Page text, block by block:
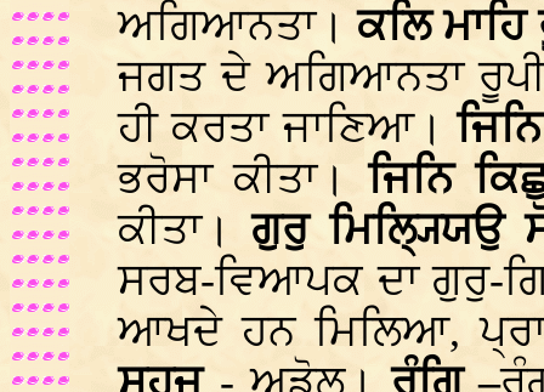
ਅਗਿਆਨਤਾ।ਕਲਿ
ਜਗਤ ਦੇ ਅਗਿਆਨਤਾ
ਹੀ ਕਰਤਾ ਜਾਣਿਆ।
ਭਰੋਸਾ ਕੀਤਾ।ਜਿਨਿ
ਕੀਤਾ।ਗੁਰੁ ਮਿਲ੍ਯ੍ਯਿਉ
ਸਰਬ-ਵਿਆਪਕ ਦਾ ਗੁਰੁ-
ਆਖਦੇ ਹਨ ਮਿਲਿਆ,
ਸਹਜ - ਅਡੋਲ।ਰੰਗਿ –